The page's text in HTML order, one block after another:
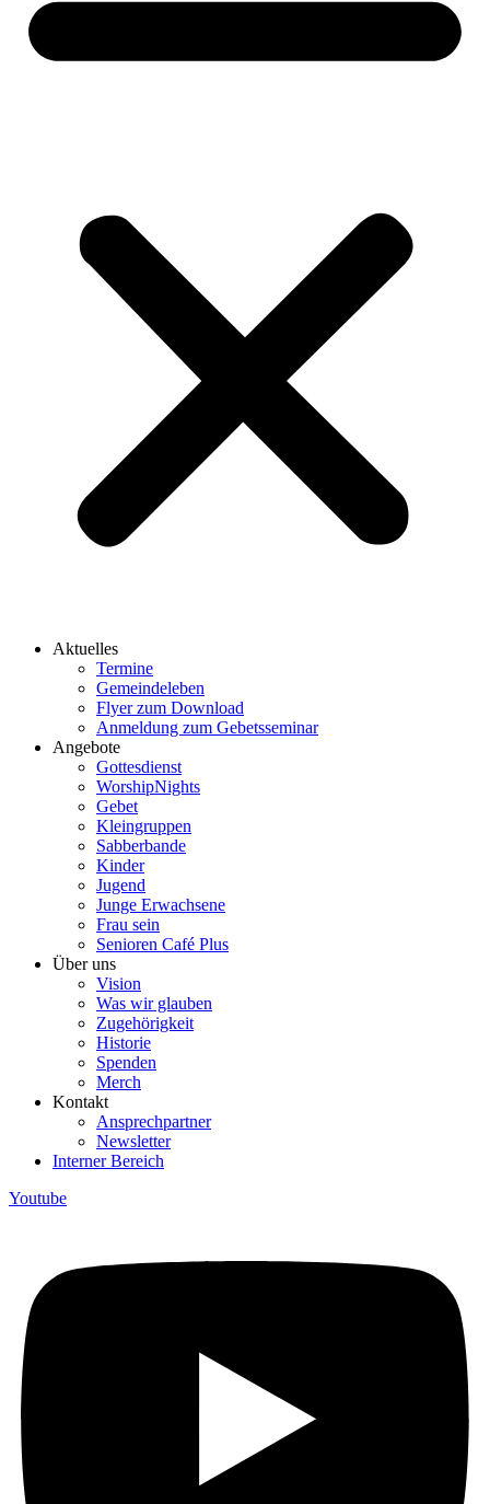
Aktuelles
Termine
Gemeindeleben
Flyer zum Download
Anmeldung zum Gebetsseminar
Angebote
Gottesdienst
WorshipNights
Gebet
Kleingruppen
Sabberbande
Kinder
Jugend
Junge Erwachsene
Frau sein
Senioren Café Plus
Über uns
Vision
Was wir glauben
Zugehörigkeit
Historie
Spenden
Merch
Kontakt
Ansprechpartner
Newsletter
Interner Bereich
Youtube